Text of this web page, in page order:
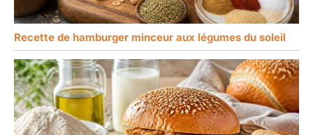
Recette de hamburger minceur aux légumes du soleil